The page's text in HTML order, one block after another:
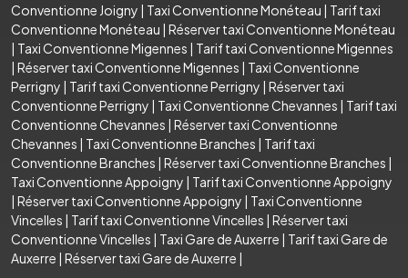
Conventionne Joigny | Taxi Conventionne Monéteau | Tarif taxi
Conventionne Monéteau | Réserver taxi Conventionne Monéteau
| Taxi Conventionne Migennes | Tarif taxi Conventionne Migennes
| Réserver taxi Conventionne Migennes | Taxi Conventionne
Perrigny | Tarif taxi Conventionne Perrigny | Réserver taxi
Conventionne Perrigny | Taxi Conventionne Chevannes | Tarif taxi
Conventionne Chevannes | Réserver taxi Conventionne
Chevannes | Taxi Conventionne Branches | Tarif taxi
Conventionne Branches | Réserver taxi Conventionne Branches |
Taxi Conventionne Appoigny | Tarif taxi Conventionne Appoigny
| Réserver taxi Conventionne Appoigny | Taxi Conventionne
Vincelles | Tarif taxi Conventionne Vincelles | Réserver taxi
Conventionne Vincelles | Taxi Gare de Auxerre | Tarif taxi Gare de
Auxerre | Réserver taxi Gare de Auxerre |